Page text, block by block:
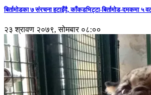
बिर्तामोडका ७ संरचना हटाइँदै, काँकडभिट्टा-बिर्तामोड-दमकमा ५
२३ श्रावण २०७९, सोमबार ०८:००